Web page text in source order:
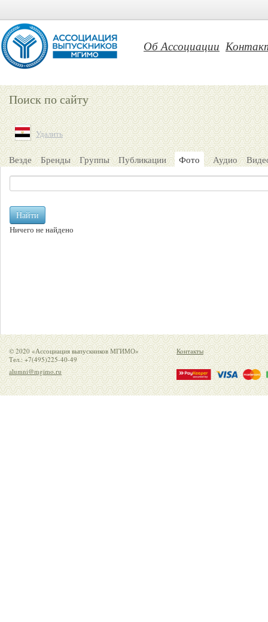
Об Ассоциации
Поиск по сайту
Удалить
Везде Бренды Группы Публикации Фото Аудио
Найти
Ничего не найдено
© 2020 «Ассоциация выпускников МГИМО»
Тел.: +7(495)225-40-49
alumni@mgimo.ru
Контакты